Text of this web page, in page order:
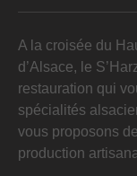
A la croisée du
d’Alsace, le
restauration qui
spécialités
vous proposons
production